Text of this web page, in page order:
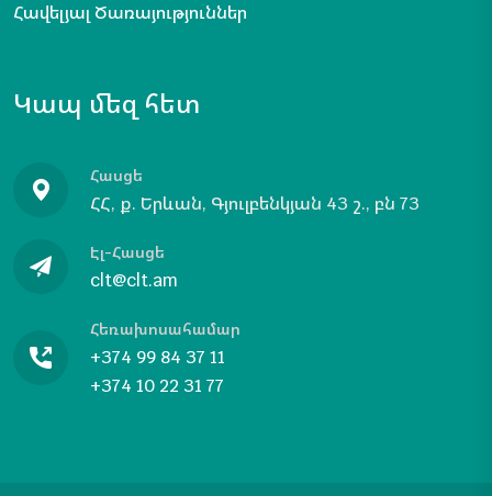
Հավելյալ Ծառայություններ
Կապ մեզ հետ
Հասցե
ՀՀ, ք. Երևան, Գյուլբենկյան 43 շ., բն 73
Էլ-Հասցե
clt@clt.am
Հեռախոսահամար
+374 99 84 37 11
+374 10 22 31 77